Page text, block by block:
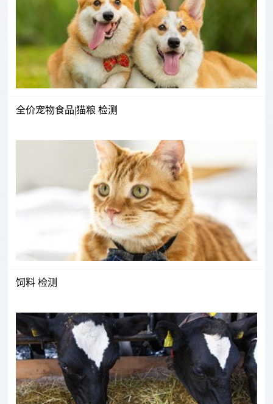
检
测
检
测
检
测
检
测
程
送
检
流
程
合
同
下
载
联
系
我
们
信
全价宠物食品|猫粮 检测
饲料 检测